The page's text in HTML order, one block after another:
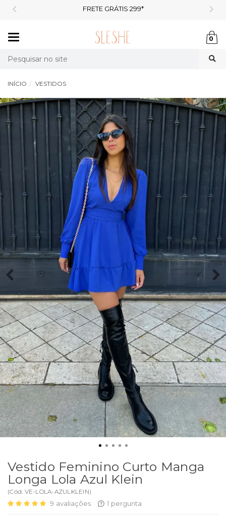
FRETE GRÁTIS 299*
0
INÍCIO VESTIDOS
Vestido Feminino Curto Manga
Longa Lola Azul Klein
(Cód. VE-LOLA-AZULKLEIN)
9 avaliações 1 pergunta